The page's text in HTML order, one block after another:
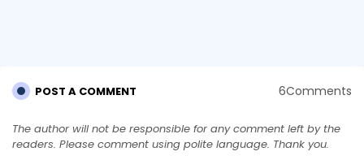
POST A COMMENT 6Comments
The author will not be responsible for any comment left by the
readers. Please comment using polite language. Thank you.